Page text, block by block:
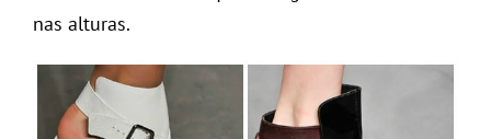
nas alturas.